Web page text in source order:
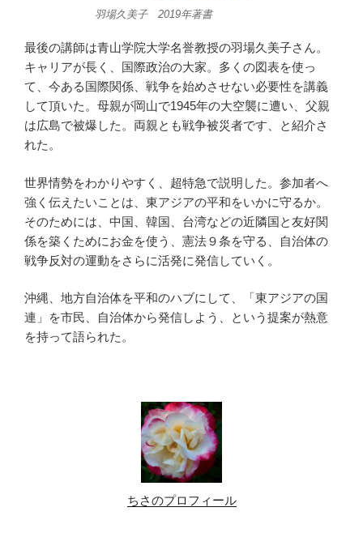
羽場久美子 2019年著書
最後の講師は青山学院大学名誉教授の羽場久美子さん。
キャリアが長く、国際政治の大家。多くの図表を使っ
て、今ある国際関係、戦争を始めさせない必要性を講義
して頂いた。母親が岡山で1945年の大空襲に遭い、父親
は広島で被爆した。両親とも戦争被災者です、と紹介さ
れた。
世界情勢をわかりやすく、超特急で説明した。参加者へ
強く伝えたいことは、東アジアの平和をいかに守るか。
そのためには、中国、韓国、台湾などの近隣国と友好関
係を築くためにお金を使う、憲法９条を守る、自治体の
戦争反対の運動をさらに活発に発信していく。
沖縄、地方自治体を平和のハブにして、「東アジアの国
連」を市民、自治体から発信しよう、という提案が熱意
を持って語られた。
ちさのプロフィール